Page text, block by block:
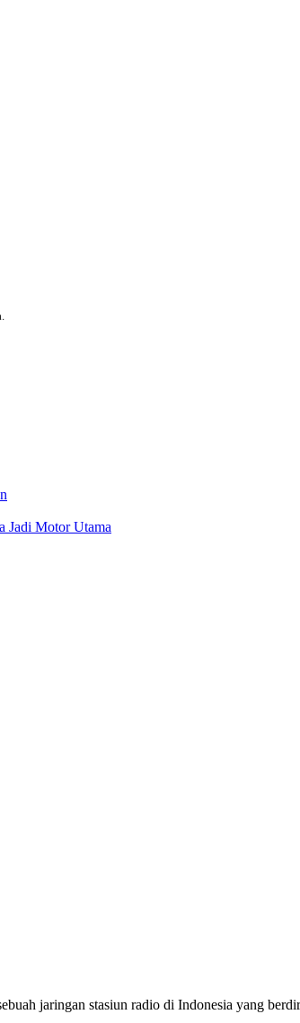
Jadi Motor Utama
jaringan stasiun radio di Indonesia yang